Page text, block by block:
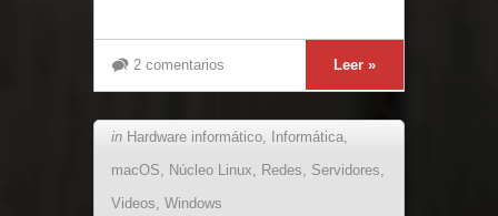
2 comentarios Leer »
in Hardware informático Informática
macOS
Núcleo Linux Redes Servidores
Videos Windows